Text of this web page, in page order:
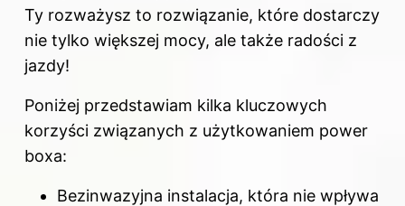
Ty rozważysz to rozwiązanie, które dostarczy
nie tylko większej mocy, ale także radości z
jazdy!
Poniżej przedstawiam kilka kluczowych
korzyści związanych z użytkowaniem power
boxa:
Bezinwazyjna instalacja, która nie wpływa